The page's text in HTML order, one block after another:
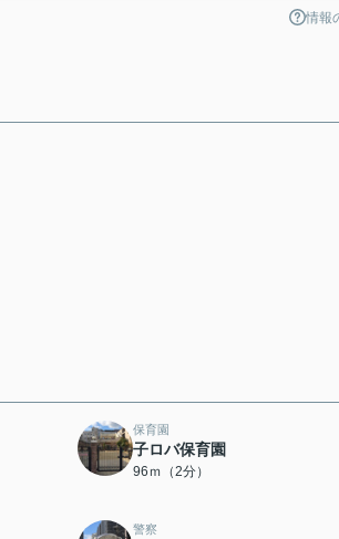
情報
保育園
子ロバ保育園
96ｍ（2分）
警察